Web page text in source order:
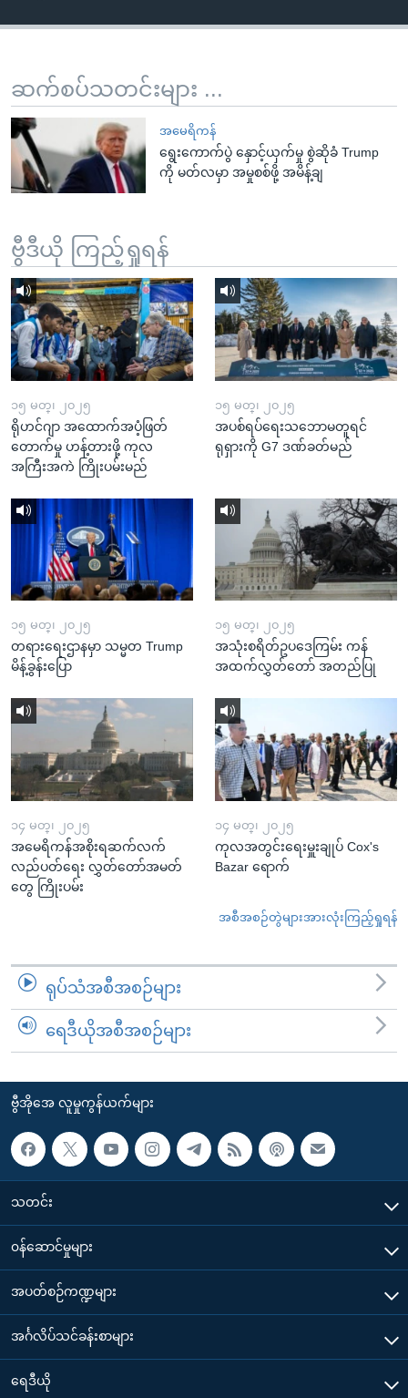
ဆက်စပ်သတင်းများ ...
အမေရိကန်
ရွေးကောက်ပွဲ နှောင့်ယှက်မှု စွဲဆိုခံ Trump
ကို မတ်လမှာ အမှုစစ်ဖို့ အမိန့်ချ
ဗွီဒီယို ကြည့်ရှုရန်
၁၅ မတ္၊ ၂၀၂၅
ရိုဟင်ဂျာ အထောက်အပံ့ဖြတ်
တောက်မှု ဟန့်တားဖို့ ကုလ
အကြီးအကဲ ကြိုးပမ်းမည်
၁၅ မတ္၊ ၂၀၂၅
အပစ်ရပ်ရေးသဘောမတူရင်
ရုရှားကို G7 ဒဏ်ခတ်မည်
၁၅ မတ္၊ ၂၀၂၅
တရားရေးဌာနမှာ သမ္မတ Trump
မိန့်ခွန်းပြော
၁၅ မတ္၊ ၂၀၂၅
အသုံးစရိတ်ဥပဒေကြမ်း ကန်
အထက်လွှတ်တော် အတည်ပြု
၁၄ မတ္၊ ၂၀၂၅
အမေရိကန်အစိုးရဆက်လက်
လည်ပတ်ရေး လွှတ်တော်အမတ်
တွေ ကြိုးပမ်း
၁၄ မတ္၊ ၂၀၂၅
ကုလအတွင်းရေးမှူးချုပ် Cox's
Bazar ရောက်
အစီအစဉ်တွဲများအားလုံးကြည့်ရှုရန်
ရုပ်သံအစီအစဉ်များ
ရေဒီယိုအစီအစဉ်များ
ဗွီအိုအေ လူမှုကွန်ယက်များ
သတင်း
၀န်ဆောင်မှုများ
အပတ်စဉ်ကဏ္ဍများ
အင်္ဂလိပ်သင်ခန်းစာများ
ရေဒီယို